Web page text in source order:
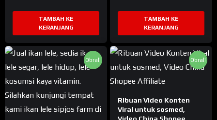
adalah:
Rp22.000.
Rp20.000.
TAMBAH KE
KERANJANG
TAMBAH KE
KERANJANG
Obral! Obral!
Ribuan Video Konten
Viral untuk sosmed,